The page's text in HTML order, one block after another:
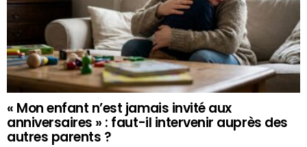
« Mon enfant n’est jamais invité aux
anniversaires » : faut-il intervenir auprès des
autres parents ?